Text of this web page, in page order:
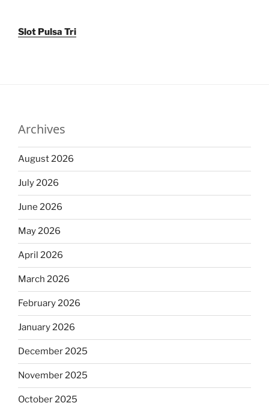
Slot Pulsa Tri
Archives
August 2026
July 2026
June 2026
May 2026
April 2026
March 2026
February 2026
January 2026
December 2025
November 2025
October 2025